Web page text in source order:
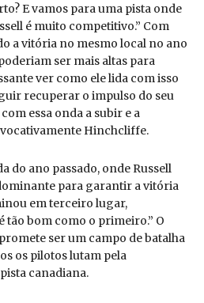
E vamos para uma pista onde
é muito competitivo.” Com
a vitória no mesmo local no ano
ser mais altas para
ver como ele lida com isso
recuperar o impulso do seu
essa onda a subir e a
Hinchcliffe.
do ano passado, onde Russell
para garantir a vitória
em terceiro lugar,
tão bom como o primeiro.” O
ser um campo de batalha
os pilotos lutam pela
canadiana.